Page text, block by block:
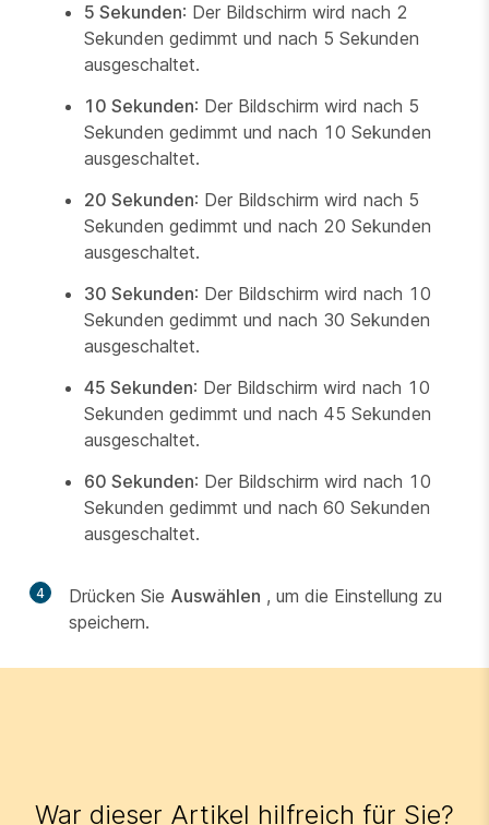
5 Sekunden: Der Bildschirm wird nach 2
Sekunden gedimmt und nach 5 Sekunden
ausgeschaltet.
10 Sekunden: Der Bildschirm wird nach 5
Sekunden gedimmt und nach 10 Sekunden
ausgeschaltet.
20 Sekunden: Der Bildschirm wird nach 5
Sekunden gedimmt und nach 20 Sekunden
ausgeschaltet.
30 Sekunden: Der Bildschirm wird nach 10
Sekunden gedimmt und nach 30 Sekunden
ausgeschaltet.
45 Sekunden: Der Bildschirm wird nach 10
Sekunden gedimmt und nach 45 Sekunden
ausgeschaltet.
60 Sekunden: Der Bildschirm wird nach 10
Sekunden gedimmt und nach 60 Sekunden
ausgeschaltet.
4 Drücken Sie Auswählen , um die Einstellung zu
speichern.
War dieser Artikel hilfreich für Sie?